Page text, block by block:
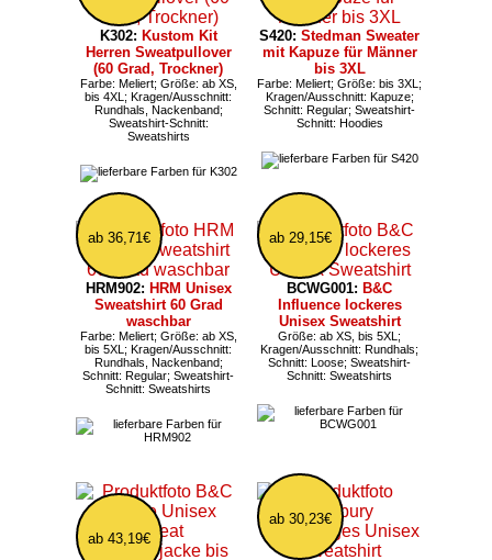
K302: Kustom Kit
Herren Sweatpullover
(60 Grad, Trockner)
Farbe: Meliert; Größe: ab XS,
bis 4XL; Kragen/Ausschnitt:
Rundhals, Nackenband;
Sweatshirt-Schnitt:
Sweatshirts
S420: Stedman Sweater
mit Kapuze für Männer
bis 3XL
Farbe: Meliert; Größe: bis 3XL;
Kragen/Ausschnitt: Kapuze;
Schnitt: Regular; Sweatshirt-
Schnitt: Hoodies
ab 36,71€
HRM902: HRM Unisex
Sweatshirt 60 Grad
waschbar
Farbe: Meliert; Größe: ab XS,
bis 5XL; Kragen/Ausschnitt:
Rundhals, Nackenband;
Schnitt: Regular; Sweatshirt-
Schnitt: Sweatshirts
ab 29,15€
BCWG001: B&C
Influence lockeres
Unisex Sweatshirt
Größe: ab XS, bis 5XL;
Kragen/Ausschnitt: Rundhals;
Schnitt: Loose; Sweatshirt-
Schnitt: Sweatshirts
ab 43,19€
ab 30,23€